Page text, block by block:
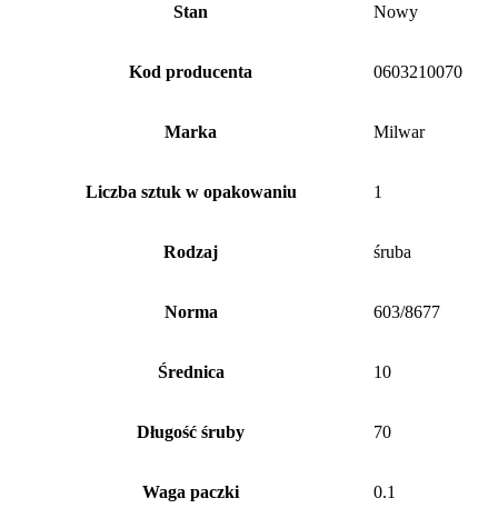
Stan Nowy
Kod producenta 0603210070
Marka Milwar
Liczba sztuk w opakowaniu 1
Rodzaj śruba
Norma 603/8677
Średnica 10
Długość śruby 70
Waga paczki 0.1